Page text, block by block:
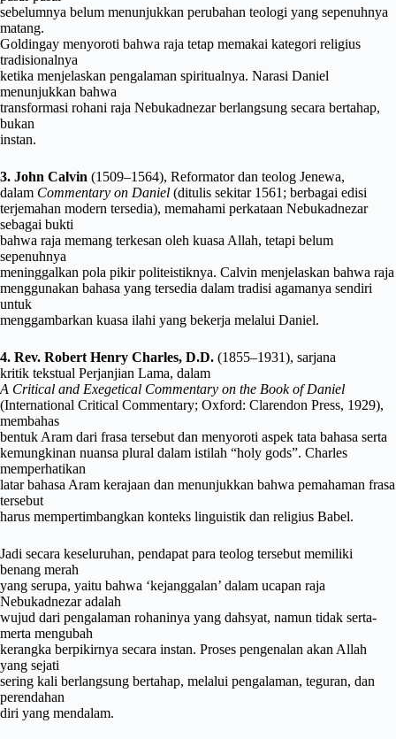
sebelumnya belum menunjukkan perubahan teologi yang sepenuhnya
matang.
Goldingay menyoroti bahwa raja tetap memakai kategori religius
tradisionalnya
ketika menjelaskan pengalaman spiritualnya. Narasi Daniel
menunjukkan bahwa
transformasi rohani raja Nebukadnezar berlangsung secara bertahap,
bukan
instan.
3. John Calvin (1509–1564), Reformator dan teolog Jenewa,
dalam Commentary on Daniel (ditulis sekitar 1561; berbagai edisi
terjemahan modern tersedia), memahami perkataan Nebukadnezar
sebagai bukti
bahwa raja memang terkesan oleh kuasa Allah, tetapi belum
sepenuhnya
meninggalkan pola pikir politeistiknya. Calvin menjelaskan bahwa raja
menggunakan bahasa yang tersedia dalam tradisi agamanya sendiri
untuk
menggambarkan kuasa ilahi yang bekerja melalui Daniel.
4. Rev. Robert Henry Charles, D.D. (1855–1931), sarjana
kritik tekstual Perjanjian Lama, dalam
A Critical and Exegetical Commentary on the Book of Daniel
(International Critical Commentary; Oxford: Clarendon Press, 1929),
membahas
bentuk Aram dari frasa tersebut dan menyoroti aspek tata bahasa serta
kemungkinan nuansa plural dalam istilah “holy gods”. Charles
memperhatikan
latar bahasa Aram kerajaan dan menunjukkan bahwa pemahaman frasa
tersebut
harus mempertimbangkan konteks linguistik dan religius Babel.
Jadi secara keseluruhan, pendapat para teolog tersebut memiliki
benang merah
yang serupa, yaitu bahwa ‘kejanggalan’ dalam ucapan raja
Nebukadnezar adalah
wujud dari pengalaman rohaninya yang dahsyat, namun tidak serta-
merta mengubah
kerangka berpikirnya secara instan. Proses pengenalan akan Allah
yang sejati
sering kali berlangsung bertahap, melalui pengalaman, teguran, dan
perendahan
diri yang mendalam.